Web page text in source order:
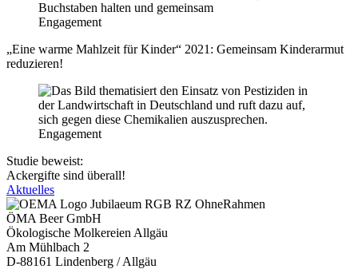
Engagement
„Eine warme Mahlzeit für Kinder“ 2021: Gemeinsam Kinderarmut
reduzieren!
Engagement
Studie beweist:
Ackergifte sind überall!
Aktuelles
ÖMA Beer GmbH
Ökologische Molkereien Allgäu
Am Mühlbach 2
D-88161 Lindenberg / Allgäu